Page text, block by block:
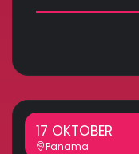
17 OKTOBER
Panama